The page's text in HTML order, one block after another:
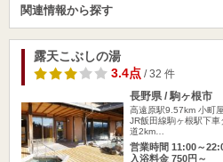
関連情報から探す
露天こぶしの湯
3.4点/ 32 件
長野県 / 駒ヶ根市
高遠原駅9.57km 小町
JR飯田線駒ヶ根駅下
道2km…
営業時間 11:00～
入浴料金 750円～